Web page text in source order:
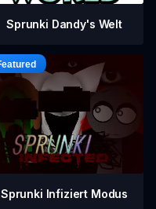
Sprunki Dandy's Welt
Sprunki Infiziert Modus